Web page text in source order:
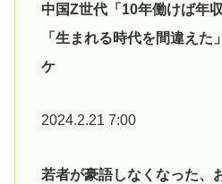
中国Z世代「10年働けば年
「生まれる時代を間違えた
ケ
2024.2.21 7:00
若者が豪語しなくなった